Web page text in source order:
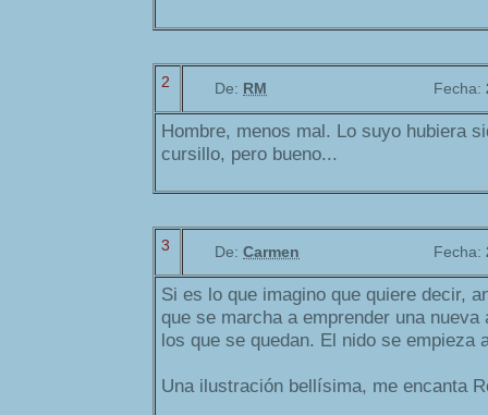
2 De: RM Fecha:
Hombre, menos mal. Lo suyo hubiera
cursillo, pero bueno...
3 De: Carmen Fecha:
Si es lo que imagino que quiere decir,
que se marcha a emprender una nueva
los que se quedan. El nido se empieza
Una ilustración bellísima, me encanta